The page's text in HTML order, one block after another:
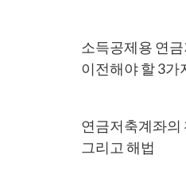
소득공제용 연
이전해야 할 3가
연금저축계좌의
그리고 해법